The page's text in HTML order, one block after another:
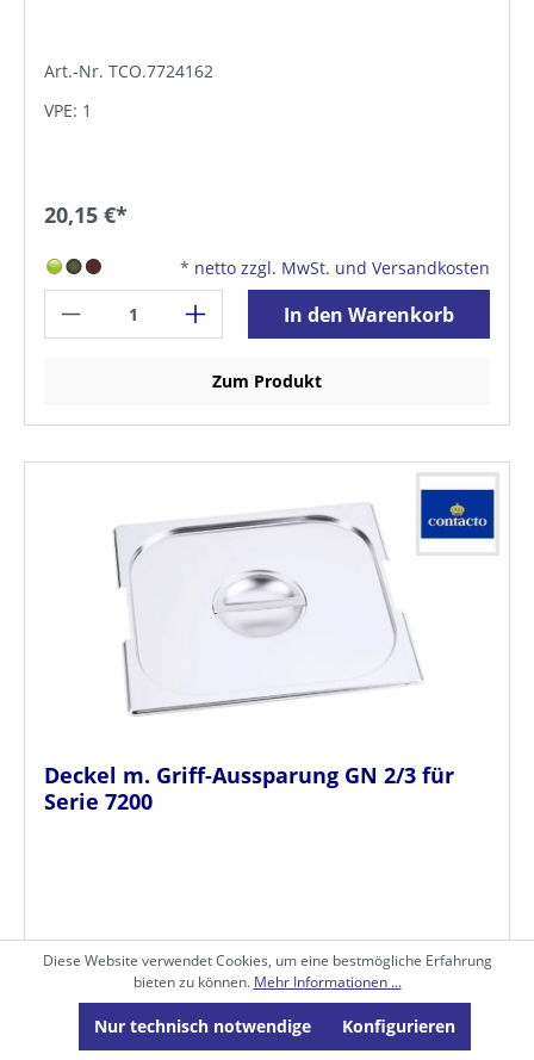
Art.-Nr. TCO.7724162
VPE: 1
20,15 €*
* netto zzgl. MwSt. und Versandkosten
In den Warenkorb
Zum Produkt
Deckel m. Griff-Aussparung GN 2/3 für
Serie 7200
Art.-Nr. TCO.7723352
Diese Website verwendet Cookies, um eine bestmögliche Erfahrung
bieten zu können. Mehr Informationen ...
Nur technisch notwendige Konfigurieren